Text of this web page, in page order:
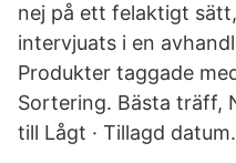
nej på ett felaktigt
intervjuats i en
Produkter taggade
Sortering. Bästa träff,
till Lågt · Tillagd